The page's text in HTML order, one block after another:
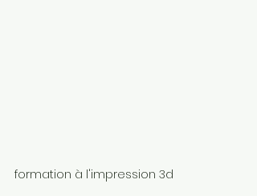
formation à l'impression 3d